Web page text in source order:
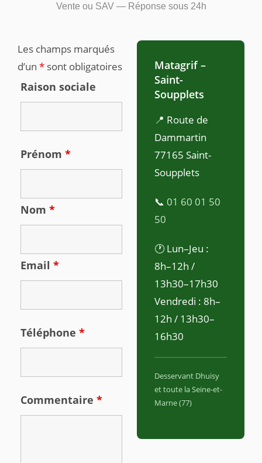
Vente ou SAV — Réponse sous 24h
Les champs marqués
d’un * sont obligatoires
Raison sociale
Prénom *
Nom *
Email *
Téléphone *
Commentaire *
Matagrif –
Saint-
Soupplets
📍 Route de
Dammartin
77165 Saint-
Soupplets
📞 01 60 01 50
50
🕐 Lun–Jeu :
8h–12h /
13h30–17h30
Vendredi : 8h–
12h / 13h30–
16h30
Desservant Dhuisy
et toute la Seine-et-
Marne (77)